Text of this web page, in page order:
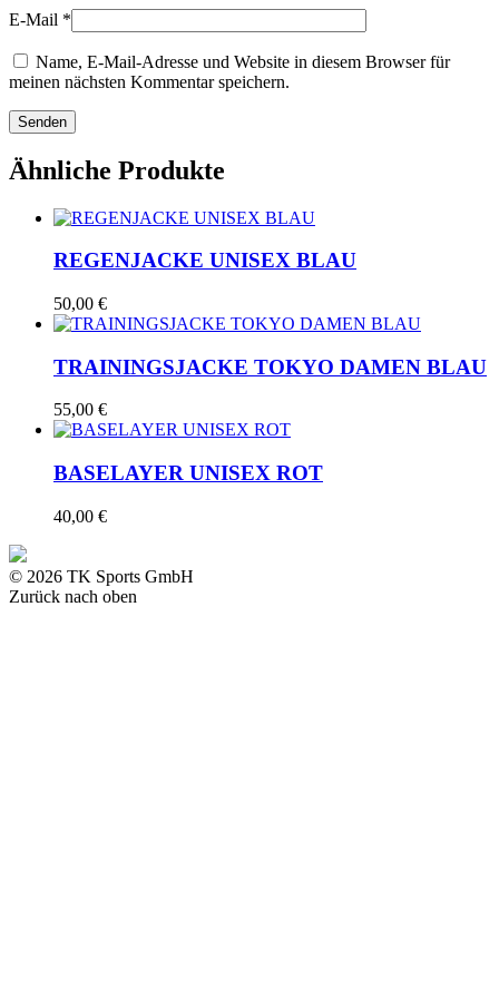
E-Mail *
Name, E-Mail-Adresse und Website in diesem Browser für
meinen nächsten Kommentar speichern.
Ähnliche Produkte
REGENJACKE UNISEX BLAU
50,00 €
TRAININGSJACKE TOKYO DAMEN BLAU
55,00 €
BASELAYER UNISEX ROT
40,00 €
© 2026 TK Sports GmbH
Zurück nach oben